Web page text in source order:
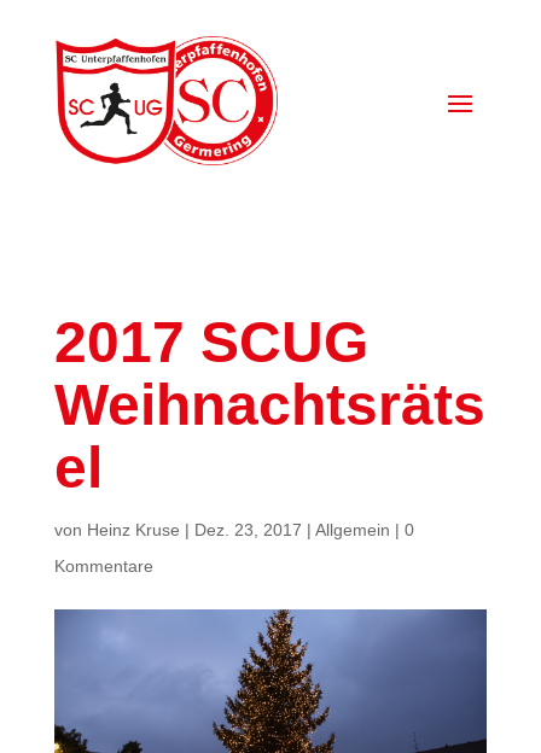
2017 SCUG
Weihnachtsräts
el
von Heinz Kruse | Dez. 23, 2017 | Allgemein | 0
Kommentare